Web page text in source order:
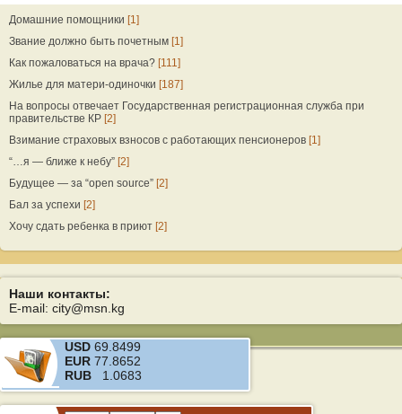
Домашние помощники [1]
Звание должно быть почетным [1]
Как пожаловаться на врача? [111]
Жилье для матери-одиночки [187]
На вопросы отвечает Государственная регистрационная служба при
правительстве КР [2]
Взимание страховых взносов с работающих пенсионеров [1]
“…я — ближе к небу” [2]
Будущее — за “open source” [2]
Бал за успехи [2]
Хочу сдать ребенка в приют [2]
Наши контакты:
E-mail: city@msn.kg
USD 69.8499
EUR 77.8652
RUB 1.0683